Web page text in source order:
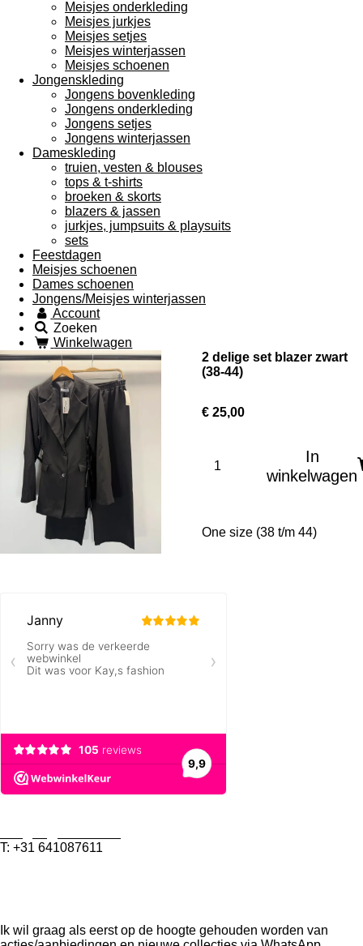
Meisjes onderkleding
Meisjes jurkjes
Meisjes setjes
Meisjes winterjassen
Meisjes schoenen
Jongenskleding
Jongens bovenkleding
Jongens onderkleding
Jongens setjes
Jongens winterjassen
Dameskleding
truien, vesten & blouses
tops & t-shirts
broeken & skorts
blazers & jassen
jurkjes, jumpsuits & playsuits
sets
Feestdagen
Meisjes schoenen
Dames schoenen
Jongens/Meisjes winterjassen
Account
Zoeken
Winkelwagen
2 delige set blazer zwart
(38-44)
€ 25,00
In
winkelwagen
One size (38 t/m 44)
T: +31 641087611
Ik wil graag als eerst op de hoogte gehouden worden van